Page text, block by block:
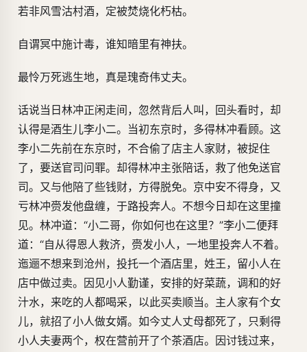
若非风雪沽村酒，定被焚烧化朽枯。
自谓冥中施计毒，谁知暗里有神扶。
最怜万死逃生地，真是瑰奇伟丈夫。
话说当日林冲正闲走间，忽然背后人叫，回头看时，却
认得是酒生儿李小二。当初东京时，多得林冲看顾。这
李小二先前在东京时，不合偷了店主人家财，被捉住
了，要送官司问罪。却得林冲主张陪话，救了他免送官
司。又与他陪了些钱财，方得脱免。京中安不得身，又
亏林冲赍发他盘缠，于路投奔人。不想今日却在这里撞
见。林冲道：“小二哥，你如何也在这里？”李小二便拜
道：“自从得恩人救济，赍发小人，一地里投奔人不着。
迤逦不想来到沧州，投托一个酒店里，姓王，留小人在
店中做过卖。因见小人勤谨，安排的好菜蔬，调和的好
汁水，来吃的人都喝采，以此买卖顺当。主人家有个女
儿，就招了小人做女婿。如今丈人丈母都死了，只剩得
小人夫妻两个，权在营前开了个茶酒店。因讨钱过来，